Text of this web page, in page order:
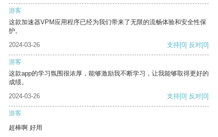
游客
这款加速器VPM应用程序已经为我们带来了无限的流畅体验和安全性保
护。
2024-03-26
支持[0] 反对[0]
游客
这款app的学习氛围很浓厚，能够激励我不断学习，让我能够取得更好的
成绩。
2024-03-26
支持[0] 反对[0]
游客
超棒啊 好用